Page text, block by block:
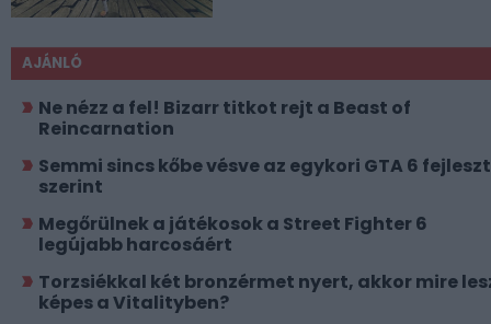
AJÁNLÓ
Ne nézz a fel! Bizarr titkot rejt a Beast of
Reincarnation
Semmi sincs kőbe vésve az egykori GTA 6
szerint
Megőrülnek a játékosok a Street Fighter 6
legújabb harcosáért
Torzsiékkal két bronzérmet nyert, akkor mire
képes a Vitalityben?